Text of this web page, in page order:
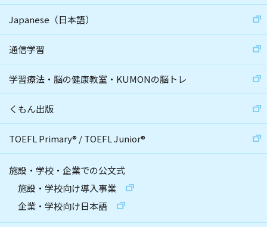
Japanese（日本語）
通信学習
学習療法・脳の健康教室・KUMONの脳トレ
くもん出版
TOEFL Primary® /TOEFL Junior®
施設・学校・企業での公文式
施設・学校向け導入事業
企業・学校向け日本語